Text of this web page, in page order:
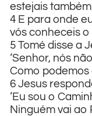
estejais também
4 E para onde
vós conheceis o
5 Tomé disse a
‘Senhor, nós
Como podemos
6 Jesus
‘Eu sou o
Ninguém vai ao